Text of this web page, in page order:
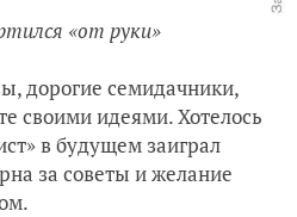
«от руки»
дорогие семидачники,
своими идеями. Хотелось
в будущем заиграл
за советы и желание